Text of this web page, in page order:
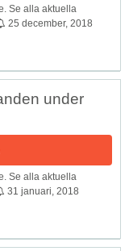
Se alla aktuella
25 december, 2018
under
Se alla aktuella
31 januari, 2018